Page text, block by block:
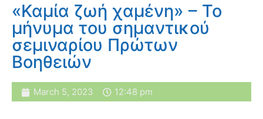
«Καμία ζωή χαμένη» – Το
μήνυμα του σημαντικού
σεμιναρίου Πρώτων
Βοηθειών
March 5, 2023 12:48 pm